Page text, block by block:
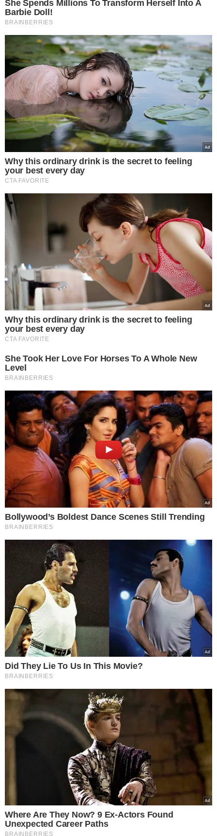
Brizola, irmão do empresário Rei do Tenis | FOTO: Reprodução
Com relação ao empresário, odelegado disse que ele
tinha um vínculo intenso com o irmão, chamado de
Brizola, também preso, que seria líder de uma facção
"Ele tinha uma vinculação intensa com
aquele que é considerado o líder maior
do Bonde dos 40 na região da Santa
Maria da Codipi, que inclusive, são
irmãos, uma forte comunicação no que
toca a parte da extorsão, usando a
agiotagem e se utilizando do irmão, para
conseguir sucesso no momento da
extorsão. Na casa do empresário foi
apreendido duas armas de fogo",
concluiu.
Arma de fogo apreendia na casa de um dos alvos da operação do Denarc -
Foto: Reprodução/Piauí Bom Dia
Na casa de Brizola, que também seria empresário e
proprietário de vários comércios, a polícia informou que
foi apreendida umagrande quantidade de dinheiro
mas que era um valor alto demais para ser mantido em
uma residência.